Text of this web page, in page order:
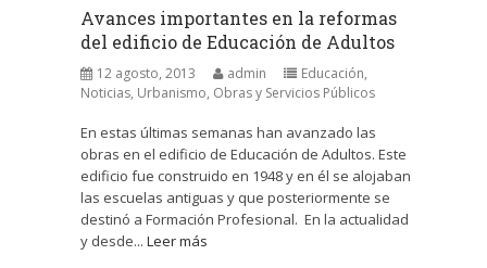
Avances importantes en la reformas
del edificio de Educación de Adultos
12 agosto, 2013 admin Educación,
Noticias, Urbanismo, Obras y Servicios Públicos
En estas últimas semanas han avanzado las
obras en el edificio de Educación de Adultos. Este
edificio fue construido en 1948 y en él se alojaban
las escuelas antiguas y que posteriormente se
destinó a Formación Profesional. En la actualidad
y desde... Leer más